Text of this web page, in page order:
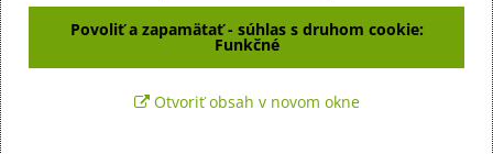
Povoliť a zapamätať - súhlas s druhom cookie:
Funkčné
Otvoriť obsah v novom okne